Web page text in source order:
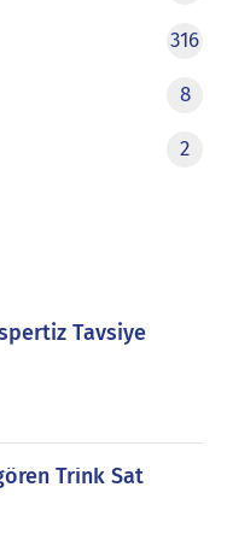
316
8
2
Tavsiye
Trink Sat